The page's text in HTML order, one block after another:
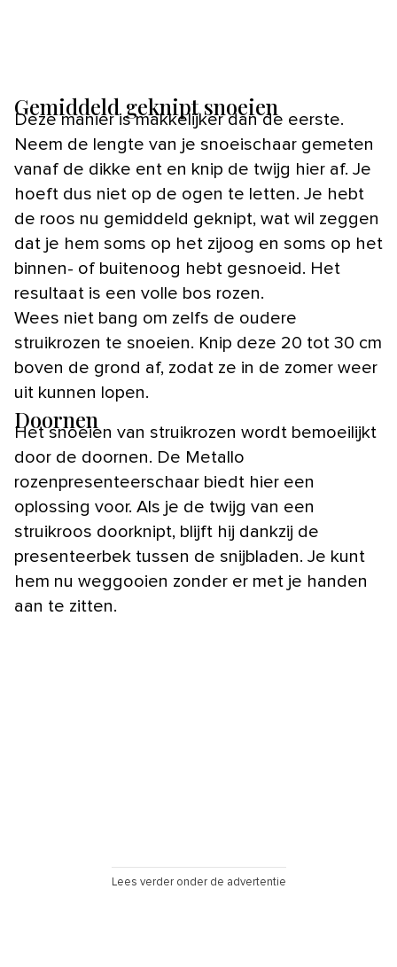
Gemiddeld geknipt snoeien
Deze manier is makkelijker dan de eerste.
Neem de lengte van je snoeischaar gemeten
vanaf de dikke ent en knip de twijg hier af. Je
hoeft dus niet op de ogen te letten. Je hebt
de roos nu gemiddeld geknipt, wat wil zeggen
dat je hem soms op het zijoog en soms op het
binnen- of buitenoog hebt gesnoeid. Het
resultaat is een volle bos rozen.
Wees niet bang om zelfs de oudere
struikrozen te snoeien. Knip deze 20 tot 30 cm
boven de grond af, zodat ze in de zomer weer
uit kunnen lopen.
Doornen
Het snoeien van struikrozen wordt bemoeilijkt
door de doornen. De Metallo
rozenpresenteerschaar biedt hier een
oplossing voor. Als je de twijg van een
struikroos doorknipt, blijft hij dankzij de
presenteerbek tussen de snijbladen. Je kunt
hem nu weggooien zonder er met je handen
aan te zitten.
Lees verder onder de advertentie